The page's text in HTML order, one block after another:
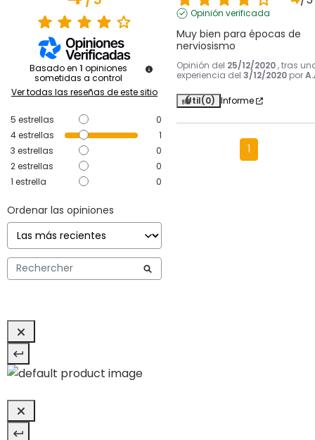
Basado en 1 opiniones
sometidas a control
Ver todas las reseñas de este sitio
5 estrellas
0
4estrellas
1
3 estrellas
0
2estrellas
0
1 estrella 0
Ordenar las opiniones
Opinión verificada
Muy bien para épocas de
nerviosismo
Opinión del 25/12/2020 , tras
experiencia del 3/12/2020 por
Útil(0) Informe
1